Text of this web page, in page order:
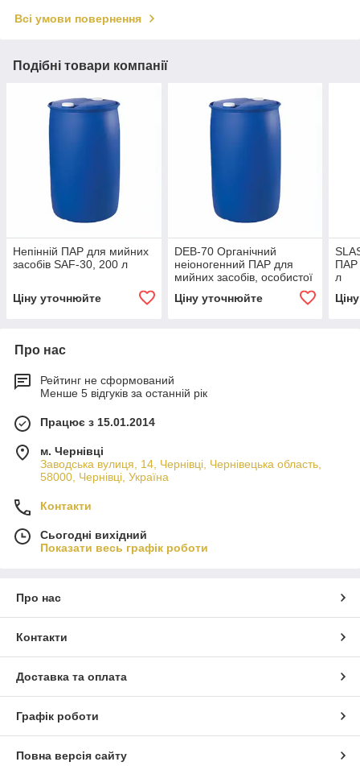
Всі умови повернення
Подібні товари компанії
Непінній ПАР для мийних
засобів SAF-30, 200 л
Ціну уточнюйте
DEB-70 Органічний
неіоногенний ПАР для
мийних засобів, особистої
Ціну уточнюйте
ПАР
л
Про нас
Рейтинг не сформований
Менше 5 відгуків за останній рік
Працює з 15.01.2014
м. Чернівці
Заводська вулиця, 14, Чернівці, Чернівецька область,
58000, Чернівці, Україна
Контакти
Сьогодні вихідний
Показати весь графік роботи
Про нас
Контакти
Доставка та оплата
Графік роботи
Повна версія сайту